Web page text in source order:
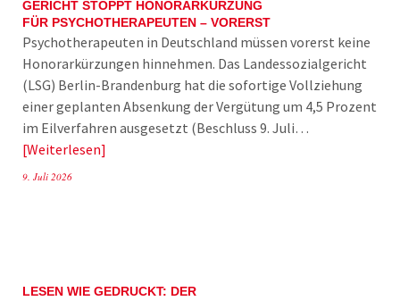
GERICHT STOPPT HONORARKÜRZUNG
FÜR PSYCHOTHERAPEUTEN – VORERST
Psychotherapeuten in Deutschland müssen vorerst keine
Honorarkürzungen hinnehmen. Das Landessozialgericht
(LSG) Berlin-Brandenburg hat die sofortige Vollziehung
einer geplanten Absenkung der Vergütung um 4,5 Prozent
im Eilverfahren ausgesetzt (Beschluss 9. Juli…
Weiterlesen
9. Juli 2026
LESEN WIE GEDRUCKT: DER